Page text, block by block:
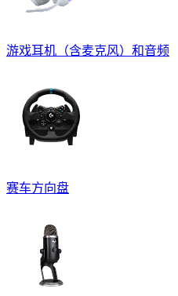
游戏耳机（含麦克风）和音频
赛车方向盘